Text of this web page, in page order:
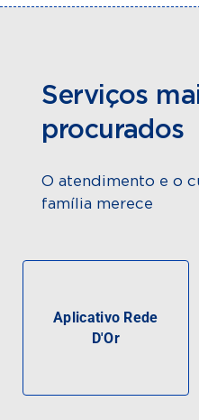
Serviços
procurados
O atendimento e o
família merece
Aplicativo Rede
D'Or